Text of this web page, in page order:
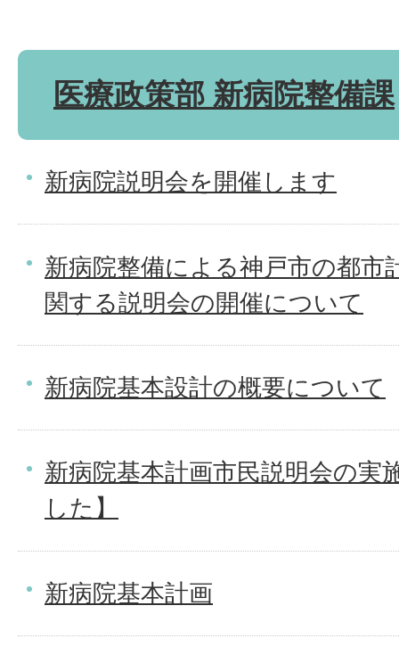
医療政策部 新病院整備課
新病院説明会を開催します
新病院整備による神戸市の都市
関する説明会の開催について
新病院基本設計の概要について
新病院基本計画市民説明会の実
した】
新病院基本計画